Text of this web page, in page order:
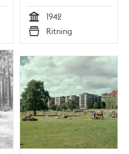
Ängby 1942
Tid
1942
Typ
Ritning